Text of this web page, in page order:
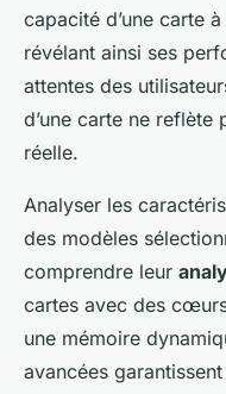
capacité d’une carte
révélant ainsi ses
attentes des
d’une carte ne reflète
réelle.
Analyser les
des modèles
comprendre leur
cartes avec des
une mémoire
avancées